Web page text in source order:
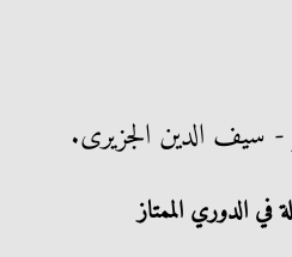
سيف الدين الجزيرى.
في الدوري الممتاز